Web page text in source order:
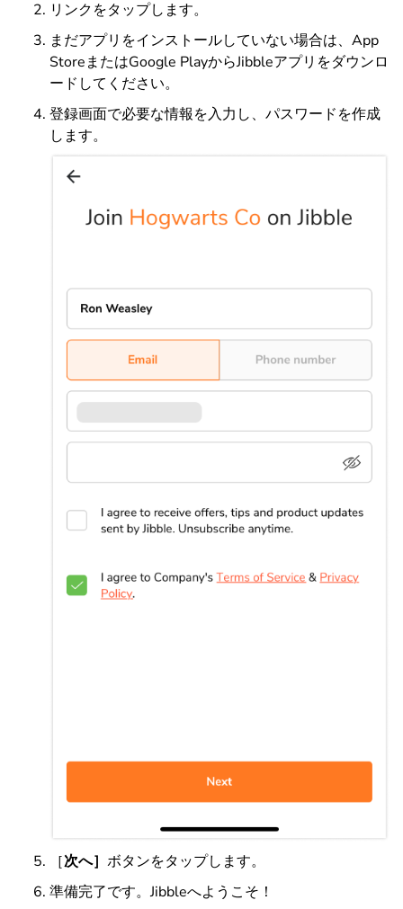
リンクをタップします。
まだアプリをインストールしていない場合は、App
StoreまたはGoogle PlayからJibbleアプリをダウンロ
ードしてください。
登録画面で必要な情報を入力し、パスワードを作成
します。
［次へ］ ボタンをタップします。
準備完了です。Jibbleへようこそ！